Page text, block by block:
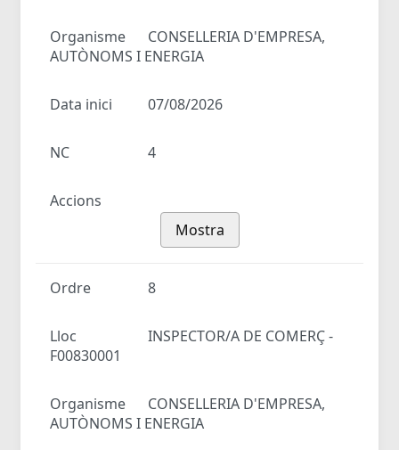
Organisme
CONSELLERIA D'EMPRESA,
AUTÒNOMS I ENERGIA
Data inici 07/08/2026
NC 4
Accions
Mostra
Ordre 8
Lloc
INSPECTOR/A DE COMERÇ -
F00830001
Organisme
CONSELLERIA D'EMPRESA,
AUTÒNOMS I ENERGIA